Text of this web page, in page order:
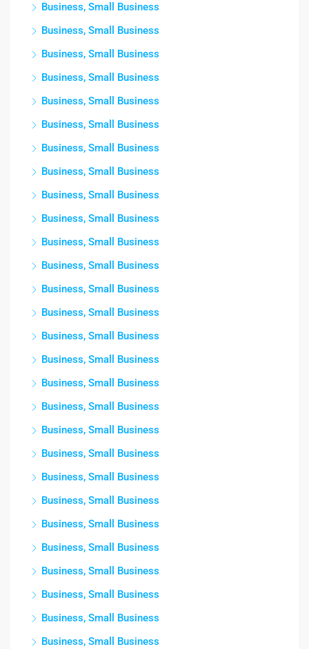
Business, Small Business
Business, Small Business
Business, Small Business
Business, Small Business
Business, Small Business
Business, Small Business
Business, Small Business
Business, Small Business
Business, Small Business
Business, Small Business
Business, Small Business
Business, Small Business
Business, Small Business
Business, Small Business
Business, Small Business
Business, Small Business
Business, Small Business
Business, Small Business
Business, Small Business
Business, Small Business
Business, Small Business
Business, Small Business
Business, Small Business
Business, Small Business
Business, Small Business
Business, Small Business
Business, Small Business
Business, Small Business